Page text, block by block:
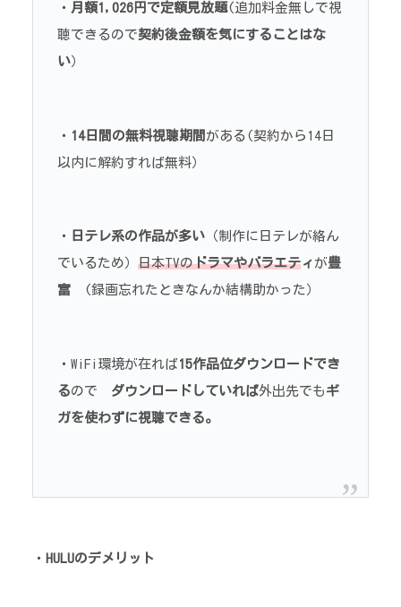
・ 月額1,026円で定額見放題(追加料金無しで視
聴できるので契約後金額を気にすることはな
い）
・ 14日間の無料視聴期間 がある(契約から14日
以内に解約すれば無料）
・ 日テレ系の作品が多い （制作に日テレが絡ん
でいるため） 日本TVのドラマやバラエテ ィ が豊
富 (録画忘れたときなんか結構助かった）
・WiFi環境が在れば 15作品位ダウンロードでき
るので ダウンロードしていれば外出先でも ギ
ガを使わずに視聴できる。
・ HULUのデメリット